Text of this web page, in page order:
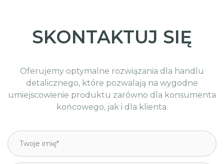
SKONTAKTUJ SIĘ
Oferujemy optymalne rozwiązania dla handlu
detalicznego, które pozwalają na wygodne
umiejscowienie produktu zarówno dla konsumenta
końcowego, jak i dla klienta.